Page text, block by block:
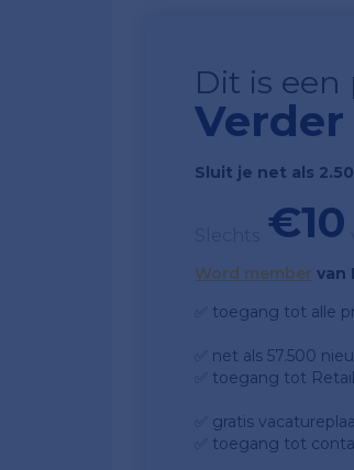
Dit is
Verder
Sluit je net als
€10
Word member van
✅ toegang tot alle
✅ net als 57.500
✅ toegang tot
✅ gratis
✅ toegang tot